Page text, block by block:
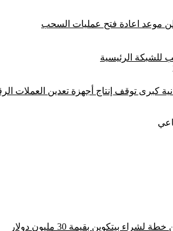
كبرى توقف إنتاج أجهزة تعدين العملات
بيتكوين بقيمة 30 مليون دولار